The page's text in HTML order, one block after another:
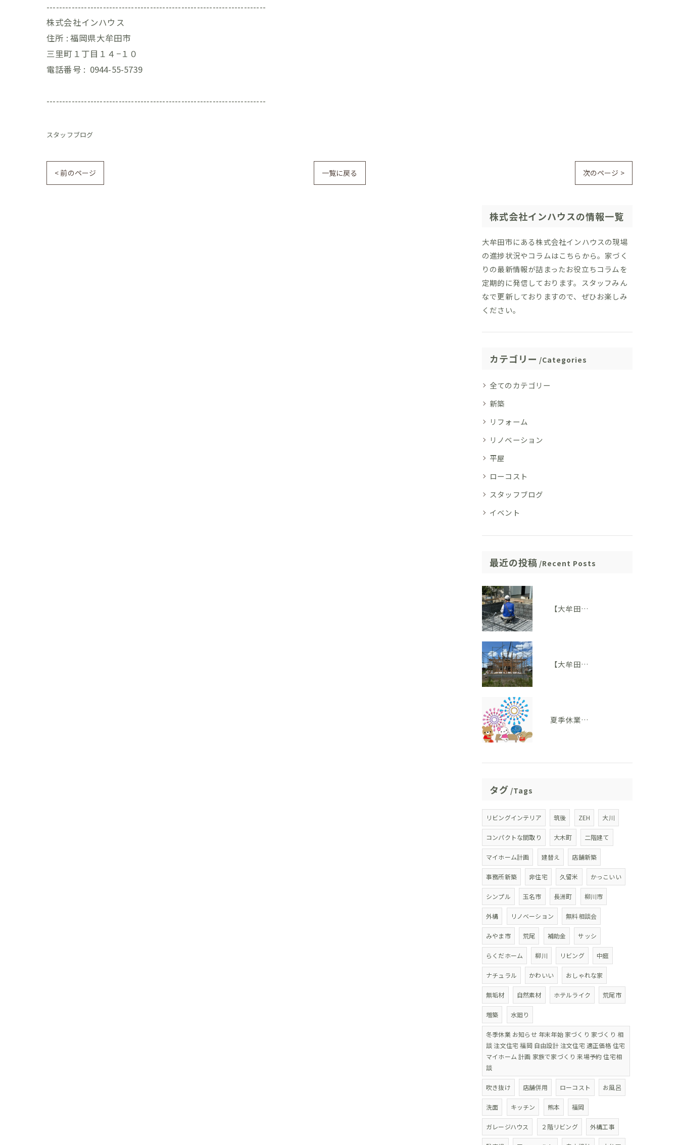
----------------------------------------------------------------------
株式会社インハウス
住所 : 福岡県大牟田市
三里町１丁目１４−１０
電話番号 : 0944-55-5739
----------------------------------------------------------------------
スタッフブログ
< 前のページ 一覧に戻る 次のページ >
株式会社インハウスの情報一覧
大牟田市にある株式会社インハウスの現場
の進捗状況やコラムはこちらから。家づく
りの最新情報が詰まったお役立ちコラムを
定期的に発信しております。スタッフみん
なで更新しておりますので、ぜひお楽しみ
ください。
カテゴリー Categories
全てのカテゴリー
新築
リフォーム
リノベーション
平屋
ローコスト
スタッフブログ
イベント
最近の投稿 Recent Posts
【大牟田市M様邸】配筋検査に適合しました。完成後には見えない部分も大切にしています
【大牟田市 T様邸】上棟を迎えました！いよいよ住まいの形が見えてきました
夏季休業のお知らせ
タグ Tags
リビングインテリア 筑後 ZEH 大川
コンパクトな間取り 大木町 二階建て
マイホーム計画 建替え 店舗新築
事務所新築 非住宅 久留米 かっこいい
シンプル 玉名市 長洲町 柳川市
外構 リノベーション 無料相談会
みやま市 荒尾 補助金 サッシ
らくだホーム 柳川 リビング 中庭
ナチュラル かわいい おしゃれな家
無垢材 自然素材 ホテルライク 荒尾市
増築 水廻り
冬季休業 お知らせ 年末年始 家づくり 家づくり 相
談 注文住宅 福岡 自由設計 注文住宅 適正価格 住宅
マイホーム 計画 家族で家づくり 来場予約 住宅相
談
吹き抜け 店舗併用 ローコスト お風呂
洗面 キッチン 熊本 福岡
ガレージハウス ２階リビング 外構工事